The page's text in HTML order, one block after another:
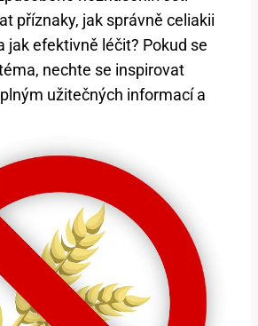
příznaky, jak správně celiakii
jak efektivně léčit? Pokud se
nechte se inspirovat
užitečných informací a